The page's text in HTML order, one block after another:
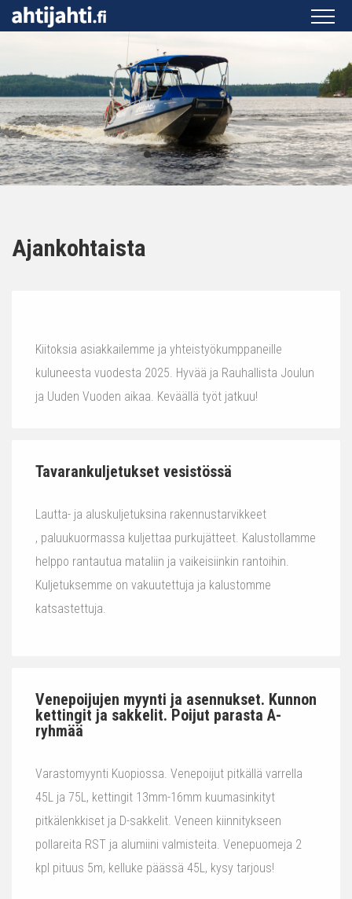
Ajankohtaista
Kiitoksia asiakkailemme ja yhteistyökumppaneille
kuluneesta vuodesta 2025. Hyvää ja Rauhallista Joulun
ja Uuden Vuoden aikaa. Keväällä työt jatkuu!
Tavarankuljetukset vesistössä
Lautta- ja aluskuljetuksina rakennustarvikkeet
, paluukuormassa kuljettaa purkujätteet. Kalustollamme
helppo rantautua mataliin ja vaikeisiinkin rantoihin.
Kuljetuksemme on vakuutettuja ja kalustomme
katsastettuja.
Venepoijujen myynti ja asennukset. Kunnon
kettingit ja sakkelit. Poijut parasta A-
ryhmää
Varastomyynti Kuopiossa. Venepoijut pitkällä varrella
45L ja 75L, kettingit 13mm-16mm kuumasinkityt
pitkälenkkiset ja D-sakkelit. Veneen kiinnitykseen
pollareita RST ja alumiini valmisteita. Venepuomeja 2
kpl pituus 5m, kelluke päässä 45L, kysy tarjous!